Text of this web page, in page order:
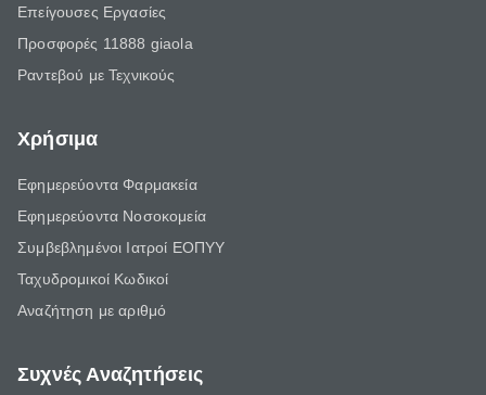
Επείγουσες Εργασίες
Προσφορές 11888 giaola
Ραντεβού με Τεχνικούς
Χρήσιμα
Εφημερεύοντα Φαρμακεία
Εφημερεύοντα Νοσοκομεία
Συμβεβλημένοι Ιατροί ΕΟΠΥΥ
Ταχυδρομικοί Κωδικοί
Αναζήτηση με αριθμό
Συχνές Αναζητήσεις